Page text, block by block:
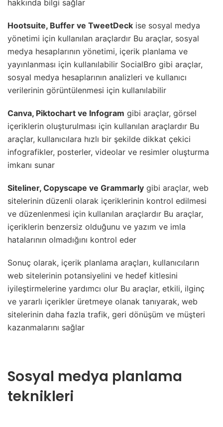
hakkında bilgi sağlar
Hootsuite, Buffer ve TweetDeck ise sosyal medya
yönetimi için kullanılan araçlardır Bu araçlar, sosyal
medya hesaplarının yönetimi, içerik planlama ve
yayınlanması için kullanılabilir SocialBro gibi araçlar,
sosyal medya hesaplarının analizleri ve kullanıcı
verilerinin görüntülenmesi için kullanılabilir
Canva, Piktochart ve Infogram gibi araçlar, görsel
içeriklerin oluşturulması için kullanılan araçlardır Bu
araçlar, kullanıcılara hızlı bir şekilde dikkat çekici
infografikler, posterler, videolar ve resimler oluşturma
imkanı sunar
Siteliner, Copyscape ve Grammarly gibi araçlar, web
sitelerinin düzenli olarak içeriklerinin kontrol edilmesi
ve düzenlenmesi için kullanılan araçlardır Bu araçlar,
içeriklerin benzersiz olduğunu ve yazım ve imla
hatalarının olmadığını kontrol eder
Sonuç olarak, içerik planlama araçları, kullanıcıların
web sitelerinin potansiyelini ve hedef kitlesini
iyileştirmelerine yardımcı olur Bu araçlar, etkili, ilginç
ve yararlı içerikler üretmeye olanak tanıyarak, web
sitelerinin daha fazla trafik, geri dönüşüm ve müşteri
kazanmalarını sağlar
Sosyal medya planlama
teknikleri